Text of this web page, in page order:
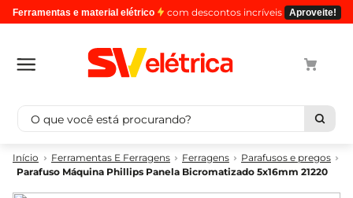
Ferramentas e material elétrico com descontos incríveis Aproveite!
O que você está procurando?
Ferramentas E Ferragens Ferragens
Parafusos e pregos
Parafuso Máquina Phillips Panela Bicromatizado 5x16mm 21220
Termos mais buscados
cabo